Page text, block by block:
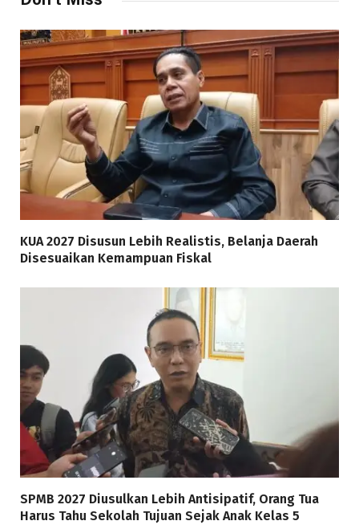
KUA 2027 Disusun Lebih Realistis, Belanja Daerah
Disesuaikan Kemampuan Fiskal
SPMB 2027 Diusulkan Lebih Antisipatif, Orang Tua
Harus Tahu Sekolah Tujuan Sejak Anak Kelas 5